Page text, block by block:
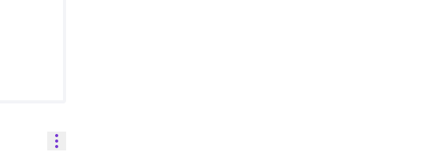
Controls de recursos